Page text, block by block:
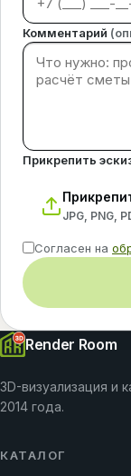
Комментарий
Прикрепить
JPG, PNG,
Согласен на
Render Room
3D-визуализация и
2014 года.
КАТАЛОГ